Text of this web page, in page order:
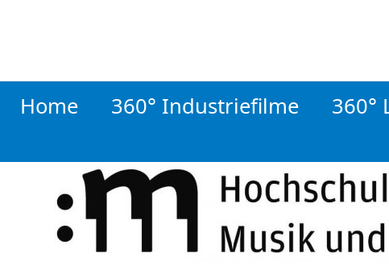
content
Home
360° Industriefilme 360°